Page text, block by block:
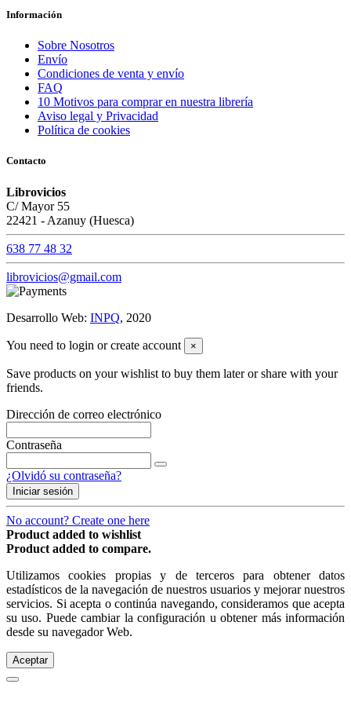
Información
Sobre Nosotros
Envío
Condiciones de venta y envío
FAQ
10 Motivos para comprar en nuestra librería
Aviso legal y Privacidad
Política de cookies
Contacto
Librovicios
C/ Mayor 55
22421 - Azanuy (Huesca)
638 77 48 32
librovicios@gmail.com
Desarrollo Web: INPQ, 2020
You need to login or create account ×
Save products on your wishlist to buy them later or share with your
friends.
Dirección de correo electrónico
Contraseña
¿Olvidó su contraseña?
Iniciar sesión
No account? Create one here
Product added to wishlist
Product added to compare.
Utilizamos cookies propias y de terceros para obtener datos
estadísticos de la navegación de nuestros usuarios y mejorar nuestros
servicios. Si acepta o continúa navegando, consideramos que acepta
su uso. Puede cambiar la configuración u obtener más información
desde su navegador Web.
Aceptar